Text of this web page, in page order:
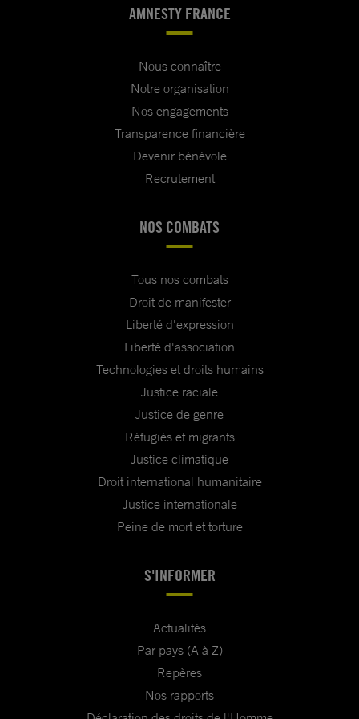
AMNESTY FRANCE
Nous connaître
Notre organisation
Nos engagements
Transparence financière
Devenir bénévole
Recrutement
NOS COMBATS
Tous nos combats
Droit de manifester
Liberté d'expression
Liberté d'association
Technologies et droits humains
Justice raciale
Justice de genre
Réfugiés et migrants
Justice climatique
Droit international humanitaire
Justice internationale
Peine de mort et torture
S'INFORMER
Actualités
Par pays (A à Z)
Repères
Nos rapports